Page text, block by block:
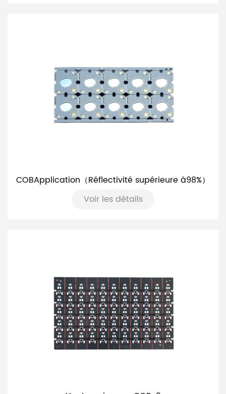
COBApplication（Réflectivité supérieure à98%）
Voir les détails